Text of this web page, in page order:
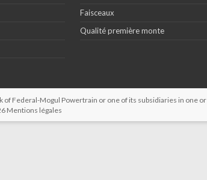
Faisceaux
Qualité première monte
of Federal-Mogul Powertrain or one of its subsidiaries in one or
Mentions légales